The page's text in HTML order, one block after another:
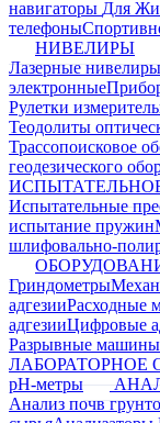
навигаторы Для
телефоны
НИВЕЛИРЫ
Лазерные нивелиры
электронные
Рулетки
Теодолиты
Трассопоисковое
геодезического
Испытательные
испытание пружин
шлифовально-
Гриндометры
адгезииРасходные
адгезииЦифровые
Разрывные машины
ЛАБОРАТОРНОЕ
pH-метры
Анализ почв